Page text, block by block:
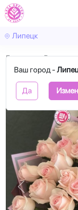
Липецк
Ваш город -
Да
Главная
Розы
Бело-розовые
Назад